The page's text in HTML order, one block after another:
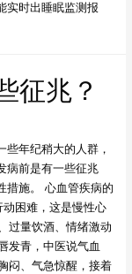
实时出睡眠监测报
征兆？
年纪稍大的人群，
病前是有一些征兆
措施。 心血管疾病的
困难，这是慢性心
过量饮酒、情绪激动
发青，中医说气血
闷、气急惊醒，接着